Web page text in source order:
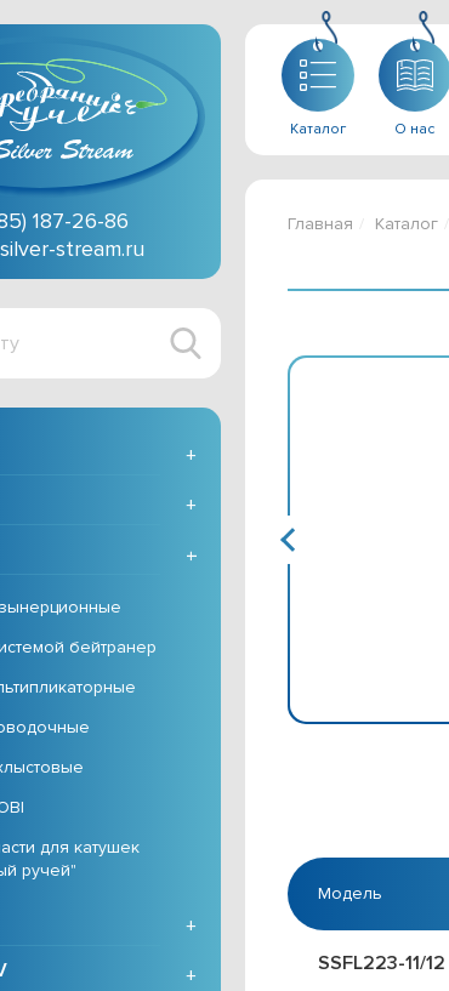
187-26-86
stream.ru
+
+
+
бейтранер
для катушек
ручей"
+
+
Каталог О нас
Главная Каталог
Модель
SSFL223-11/12